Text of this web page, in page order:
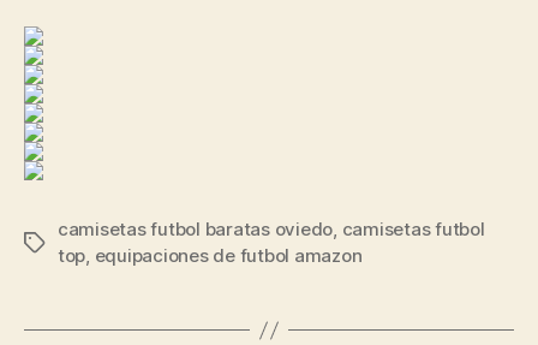
Etiquetas
camisetas futbol baratas oviedo, camisetas futbol
top, equipaciones de futbol amazon